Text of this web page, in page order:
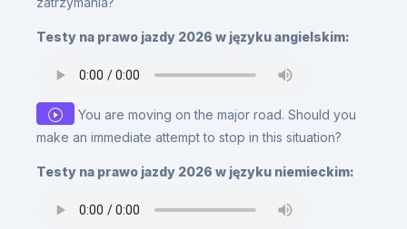
Testy na prawo jazdy 2026 w języku angielskim:
You are moving on the major road. Should you
make an immediate attempt to stop in this situation?
Testy na prawo jazdy 2026 w języku niemieckim: